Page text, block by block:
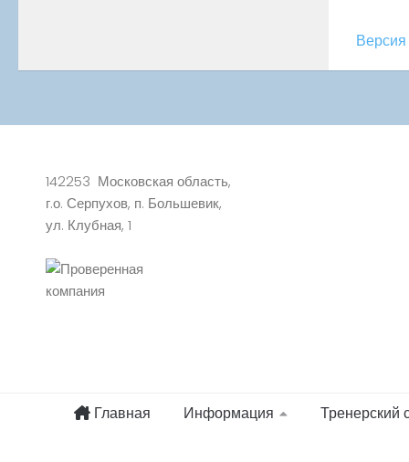
142253 Московская область,
г.о. Серпухов, п. Большевик,
ул. Клубная, 1
Главная Информация Тренерский